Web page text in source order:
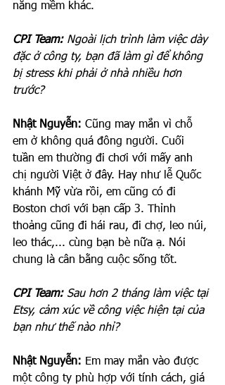
năng mềm khác.
CPI Team: Ngoài lịch trình làm việc dày
đặc ở công ty, bạn đã làm gì để không
bị stress khi phải ở nhà nhiều hơn
trước?
Nhật Nguyễn: Cũng may mắn vì chỗ
em ở không quá đông người. Cuối
tuần em thường đi chơi với mấy anh
chị người Việt ở đây. Hay như lễ Quốc
khánh Mỹ vừa rồi, em cũng có đi
Boston chơi với bạn cấp 3. Thỉnh
thoảng cũng đi hái rau, đi chợ, leo núi,
leo thác,... cùng bạn bè nữa ạ. Nói
chung là cân bằng cuộc sống tốt.
CPI Team: Sau hơn 2 tháng làm việc tại
Etsy, cảm xúc về công việc hiện tại của
bạn như thế nào nhỉ?
Nhật Nguyễn: Em may mắn vào được
một công ty phù hợp với tính cách, giá